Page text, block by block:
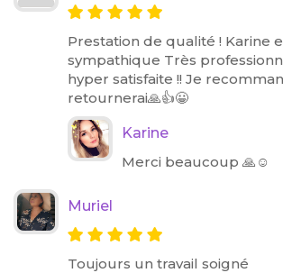
Prestation de qualité ! Karine
sympathique Très
hyper satisfaite !! Je
retournerai🙏👍😀
Karine
Merci beaucoup 🙏☺️
Muriel
Toujours un travail soigné